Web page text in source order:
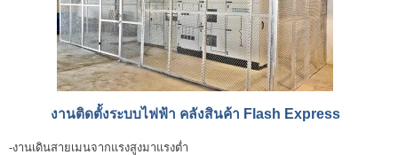
งานติดตั้งระบบไฟฟ้า คลังสินค้า Flash Express
-งานเดินสายเมนจากแรงสูงมาแรงต่ำ